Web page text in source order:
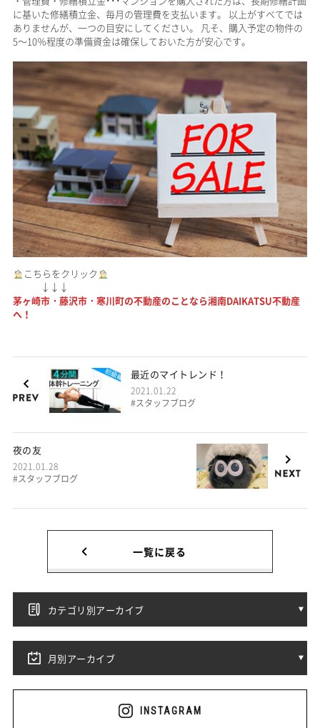
に基いた修繕積立金、毎月の管理費を支払います。 以上がすべてでは
ありませんが、一つの目安にしてください。 凡そ、購入予定の物件の
5～10％程度の準備資金は確保しておいた方が安心です。
こちらをクリック
↓↓↓
茅ヶ崎市・藤沢市・寒川町の不動産のことなら湘南DAIKATSU不動産
へ！
最近のマイトレンド！
2021.01.22
#スタッフブログ
夜の友
2021.01.28
#スタッフブログ
一覧に戻る
カテゴリ別アーカイブ
月別アーカイブ
INSTAGRAM